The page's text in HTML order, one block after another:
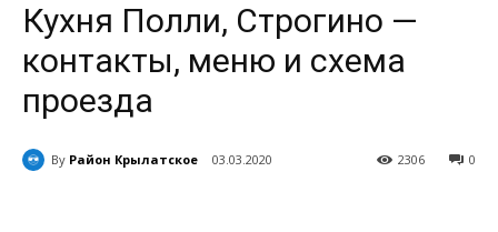
Кухня Полли, Строгино —
контакты, меню и схема
проезда
By Район Крылатское 03.03.2020 0
2306